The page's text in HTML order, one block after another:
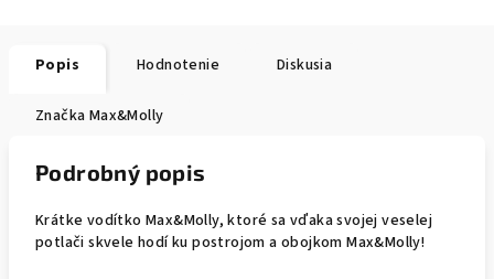
Popis Hodnotenie Diskusia
Značka Max&Molly
Podrobný popis
Krátke vodítko Max&Molly, ktoré sa vďaka svojej veselej
potlači skvele hodí ku postrojom a obojkom Max&Molly!